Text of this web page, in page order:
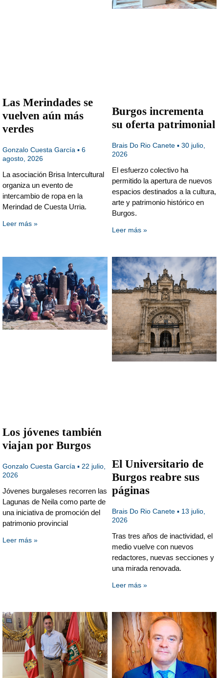
Las Merindades se
vuelven aún más
verdes
Gonzalo Cuesta García
6
agosto, 2026
La asociación Brisa Intercultural
organiza un evento de
intercambio de ropa en la
Merindad de Cuesta Urria.
Leer más »
Burgos incrementa
su oferta patrimonial
Brais Do Rio Canete 30 julio,
2026
El esfuerzo colectivo ha
permitido la apertura de nuevos
espacios destinados a la cultura,
arte y patrimonio histórico en
Burgos.
Leer más »
Los jóvenes también
viajan por Burgos
Gonzalo Cuesta García
22 julio,
2026
Jóvenes burgaleses recorren las
Lagunas de Neila como parte de
una iniciativa de promoción del
patrimonio provincial
Leer más »
El Universitario de
Burgos reabre sus
páginas
Brais Do Rio Canete 13 julio,
2026
Tras tres años de inactividad, el
medio vuelve con nuevos
redactores, nuevas secciones y
una mirada renovada.
Leer más »